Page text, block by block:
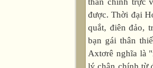
được. Thời đại
quắt, điên đảo,
bạn gái thân
Axtơrê nghĩa là